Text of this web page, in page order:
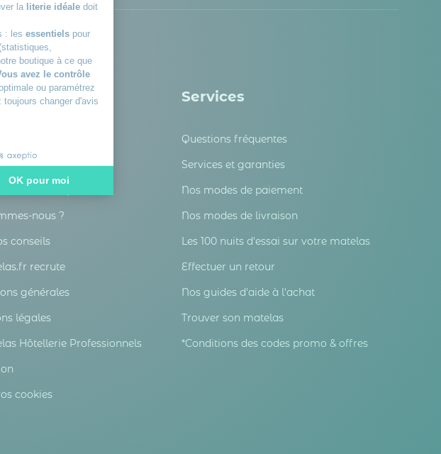
la literie idéale doit
: les essentiels pour
(statistiques,
boutique à ce que
avez le contrôle
ou paramétrez
changer d'avis
OK pour moi
et de gérer vos paramètres de confidentialité, en garantissant la conformité avec
commande
à mon compte
nous ?
conseils
recrute
générales
légales
Hôtellerie Professionnels
cookies
Services
Questions fréquentes
Services et garanties
Nos modes de paiement
Nos modes de livraison
Les 100 nuits d'essai sur votre matelas
Effectuer un retour
Nos guides d'aide à l'achat
Trouver son matelas
*Conditions des codes promo & offres